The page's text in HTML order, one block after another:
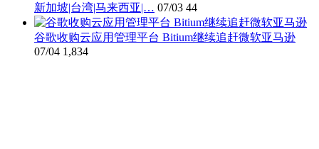
新加坡|台湾|马来西亚|… 07/03 44
谷歌收购云应用管理平台 Bitium继续追赶微软亚马逊
07/04 1,834